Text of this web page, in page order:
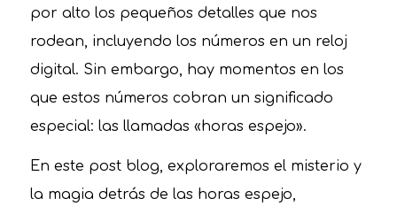
por alto los pequeños detalles que nos
rodean, incluyendo los números en un reloj
digital. Sin embargo, hay momentos en los
que estos números cobran un significado
especial: las llamadas «horas espejo».
En este post blog, exploraremos el misterio y
la magia detrás de las horas espejo,